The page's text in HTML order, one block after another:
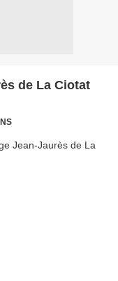
de La Ciotat